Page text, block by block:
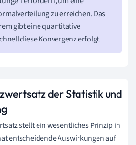
zu erreichen. Das
gibt eine quantitative
diese Konvergenz erfolgt.
der Statistik und
stellt ein wesentliches Prinzip in
entscheidende Auswirkungen auf